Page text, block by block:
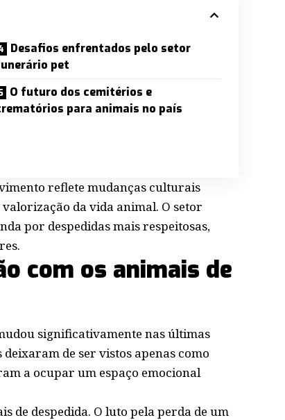
Desafios enfrentados pelo setor
pet
O futuro dos cemitérios e
para animais no país
reflete mudanças culturais
da vida animal. O setor
por despedidas mais respeitosas,
com os animais de
significativamente nas últimas
de ser vistos apenas como
a ocupar um espaço emocional
de despedida. O luto pela perda de um